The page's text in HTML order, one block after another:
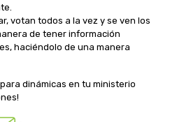
votan todos a la vez y se ven los
de tener información
haciéndolo de una manera
dinámicas en tu ministerio